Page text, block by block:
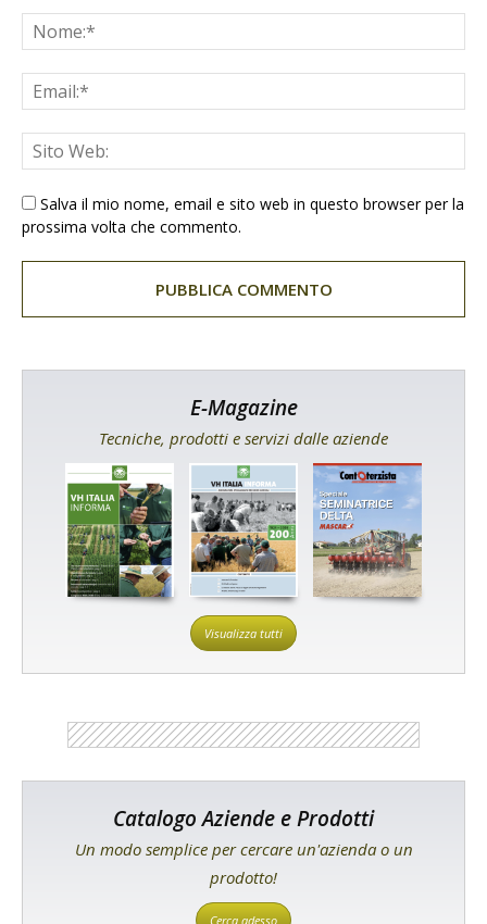
Salva il mio nome, email e sito web in questo browser per la
prossima volta che commento.
E-Magazine
Tecniche, prodotti e servizi dalle aziende
Visualizza tutti
Catalogo Aziende e Prodotti
Un modo semplice per cercare un'azienda o un
prodotto!
Cerca adesso